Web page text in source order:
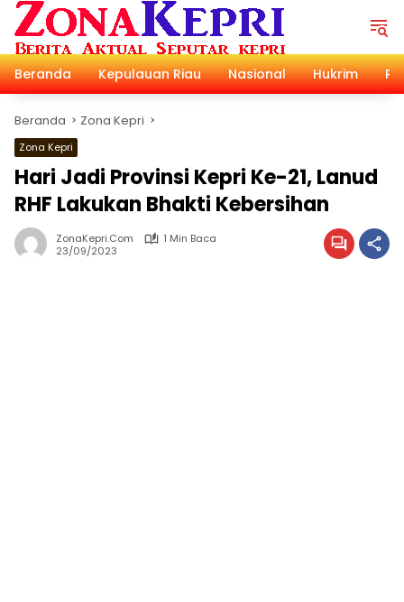
Langsung
konten
Beranda
Kepulauan Riau Nasional Hukrim
Beranda Zona Kepri
Zona Kepri
Hari Jadi Provinsi Kepri Ke-21, Lanud
RHF Lakukan Bhakti Kebersihan
ZonaKepri.com
1 Min Baca
23/09/2023